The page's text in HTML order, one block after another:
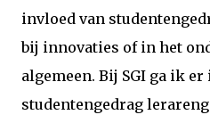
invloed van
bij innovaties of in het
algemeen. Bij SGI ga ik
studentengedrag